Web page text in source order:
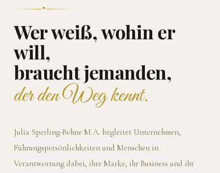
Wer weiß, wohin er
will,
braucht jemanden,
der den Weg kennt.
Julia Sperling-Behne M.A. begleitet Unternehmen,
Führungspersönlichkeiten und Menschen in
Verantwortung dabei, ihre Marke, ihr Business und ihr